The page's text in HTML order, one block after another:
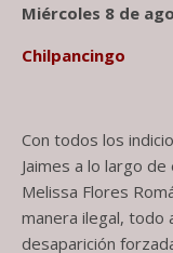
Miércoles 8 de
Chilpancingo
Con todos los
Jaimes a lo largo
Melissa Flores
manera ilegal, todo
desaparición